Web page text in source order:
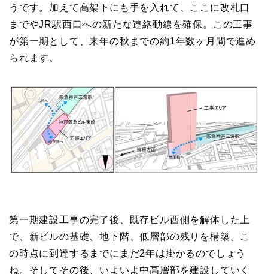
うです。加えて高架下にも手を入れて、ここに改札口
までやJR駅西口への新たな連絡動線を確保。この工事
が第一期として、来年の秋までの約1年数ヶ月間で進め
られます。
第一期建設工事の完了後、既存ビル西側を解体した上
で、新ビルの基礎、地下階、低層部の残りを構築。こ
の時点に到達するまでにまだ2年は掛かるのでしょう
ね。そしてその後、いよいよ中高層部を建設していく